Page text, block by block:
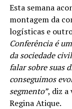
Esta semana
montagem da
logísticas e
Conferência é
da sociedade
falar sobre suas
conseguimos
segmento”, diz a
Regina Atique.